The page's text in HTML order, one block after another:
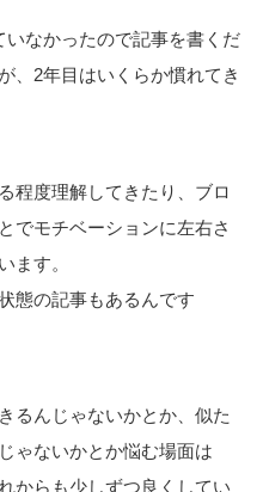
なかったので記事を書くだ
、2年目はいくらか慣れてき
程度理解してきたり、ブロ
でモチベーションに左右さ
ます。
態の記事もあるんです
るんじゃないかとか、似た
ゃないかとか悩む場面は
からも少しずつ良くしてい